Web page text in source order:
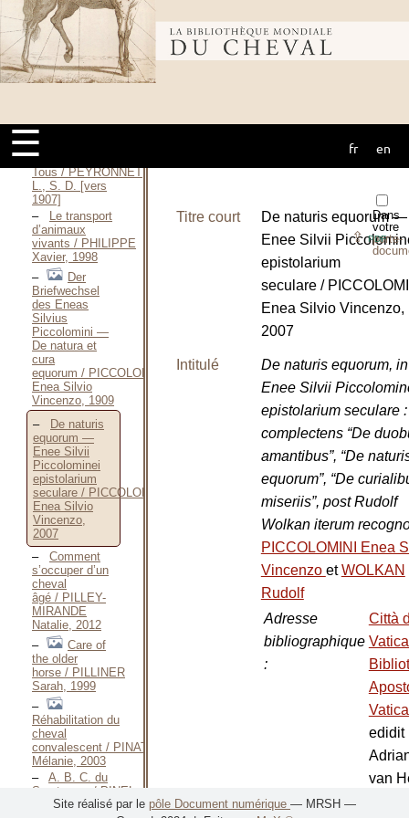
Bibliothèque
mondiale du
cheval
☰ fr en
C., 1912
Die
Stallkunde / PETRIČIĆ
Adam, 1874
Hippologische
vétérinaire à la
Portée de
Tous / PEYRONNET
L., S. D. [vers
1907]
Le transport
d’animaux
vivants / PHILIPPE
Xavier, 1998
Der
Briefwechsel
des Eneas
Silvius
Piccolomini —
De natura et
cura
equorum / PICCOLOMINI
Enea Silvio
Vincenzo, 1909
De naturis
equorum —
Enee Silvii
Piccolominei
epistolarium
seculare / PICCOLOMINI
Enea Silvio
Vincenzo,
2007
Comment
s’occuper d’un
cheval
âgé / PILLEY-
MIRANDE
Natalie, 2012
Care of
the older
horse / PILLINER
Sarah, 1999
Réhabilitation du
cheval
convalescent / PINATO
Mélanie, 2003
A. B. C. du
Sportsman / PINEL
Honoré-Philippe,
Dans
votre
porte-
⇪PDF
Titre court
De naturis equorum —
Enee Silvii
epistolarium
seculare /
Enea Silvio Vincenzo,
2007
Intitulé
De naturis equorum, in
Enee Silvii
epistolarium seculare :
complectens “De
amantibus”, “De
equorum”, “De
miseriis”, post Rudolf
Wolkan iterum
PICCOLOMINI Enea
Vincenzo etWOLKAN
Rudolf
Adresse
bibliographique
:
Città
edidit
van
Site réalisé par le pôle Document numérique — MRSH —